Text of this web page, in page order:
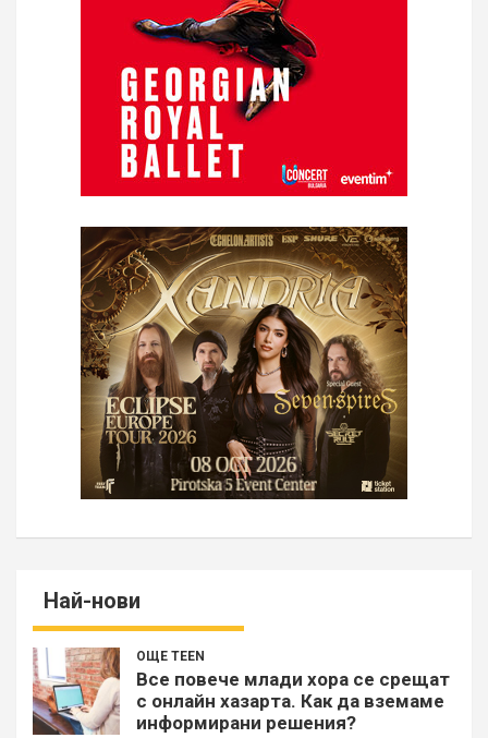
Най-нови
ОЩЕ TEEN
Все повече млади хора се срещат
с онлайн хазарта. Как да вземаме
информирани решения?